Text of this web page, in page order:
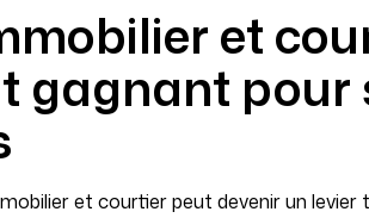
et
gagnant pour
et courtier peut devenir un levier